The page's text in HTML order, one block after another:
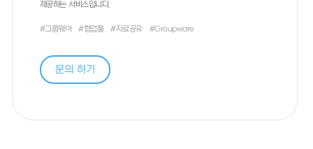
제공하는 서비스입니다.
#그룹웨어 #협업툴 #자료공유 #Groupware
문의 하기